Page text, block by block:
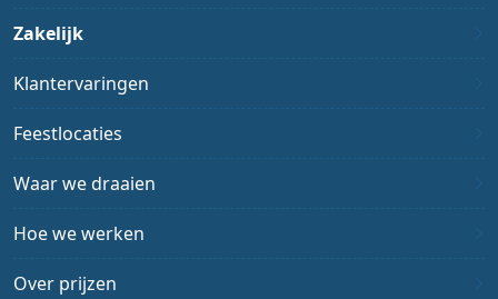
Zakelijk
Klantervaringen
Feestlocaties
Waar we draaien
Hoe we werken
Over prijzen